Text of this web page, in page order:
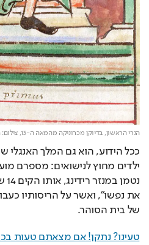
הנרי הראשון, בדיוקן מכרוניקה מהמאה ה-13, צילום:
של בית הסוהר.
טעינו? נתקן! אם מצאתם טעות